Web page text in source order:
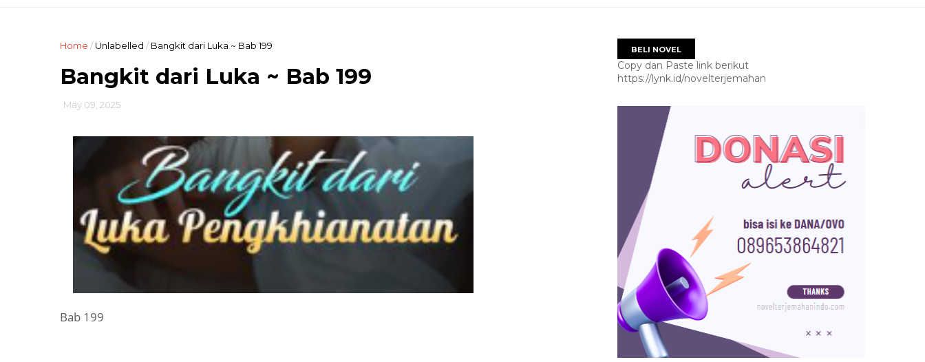
Home /Unlabelled / Bangkit dari Luka ~ Bab 199
Bangkit dari Luka ~ Bab 199
May 09, 2025
Bab 199
BELI NOVEL
Copy dan Paste link berikut
https://lynk.id/novelterjemahan